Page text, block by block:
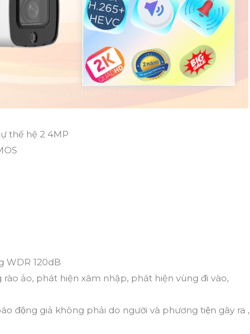
thế hệ 2 4MP
WDR 120dB
ảo, phát hiện xâm nhập, phát hiện vùng đi vào,
động giả không phải do người và phương tiện gây ra ,